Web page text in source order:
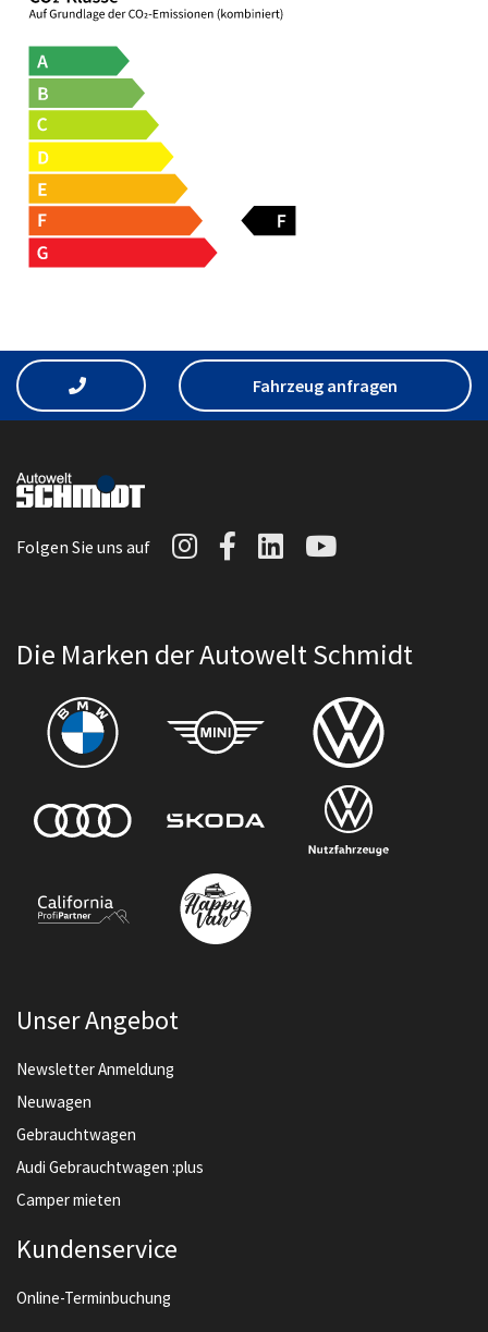
Fahrzeug anfragen
Folgen Sie uns auf Autowelt Schmidt auf
Autowelt Schmidt
AutoweltAutowelt
Die Marken der Autowelt Schmidt
Unser Angebot
Newsletter Anmeldung
Neuwagen
Gebrauchtwagen
Audi Gebrauchtwagen :plus
Camper mieten
Kundenservice
Online-Terminbuchung